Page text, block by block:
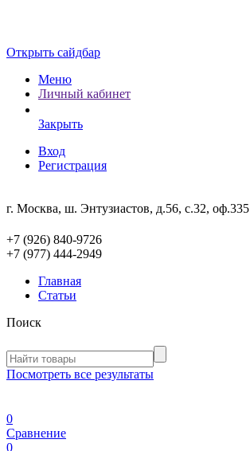
Открыть сайдбар
Меню
Личный кабинет
Закрыть
Вход
Регистрация
г. Москва, ш. Энтузиастов, д.56, с.32, оф.335
+7 (926) 840-9726
+7 (977) 444-2949
Главная
Статьи
Поиск
Посмотреть все результаты
0
Сравнение
0